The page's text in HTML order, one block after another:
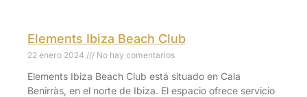
Elements Ibiza Beach Club
22 enero 2024 No hay comentarios
Elements Ibiza Beach Club está situado en Cala
Benirràs, en el norte de Ibiza. El espacio ofrece servicio